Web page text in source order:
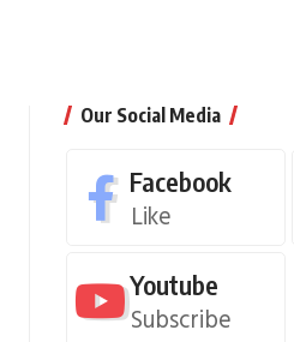
Our Social Media
Facebook
Like
Youtube
Subscribe